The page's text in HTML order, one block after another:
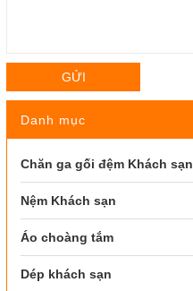
GỬI
Danh mục
Chăn ga gối đệm Khách sạn
Nệm Khách sạn
Áo choàng tắm
Dép khách sạn